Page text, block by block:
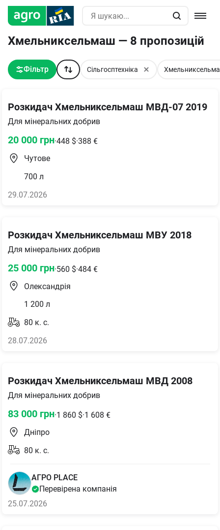
Хмельниксельмаш — 8 пропозицій
Фільтр Сільгосптехніка
Розкидач Хмельниксельмаш МВД-07 2019
Для мінеральних добрив
20 000 грн·448 $·388 €
Чутове
700 л
29.07.2026
Розкидач Хмельниксельмаш МВУ 2018
Для мінеральних добрив
25 000 грн·560 $·484 €
Олександрія
1 200 л
80 к. с.
28.07.2026
Розкидач Хмельниксельмаш МВД 2008
Для мінеральних добрив
83 000 грн·1 860 $·1 608 €
Дніпро
80 к. с.
АГРО PLACE
Перевірена компанія
25.07.2026